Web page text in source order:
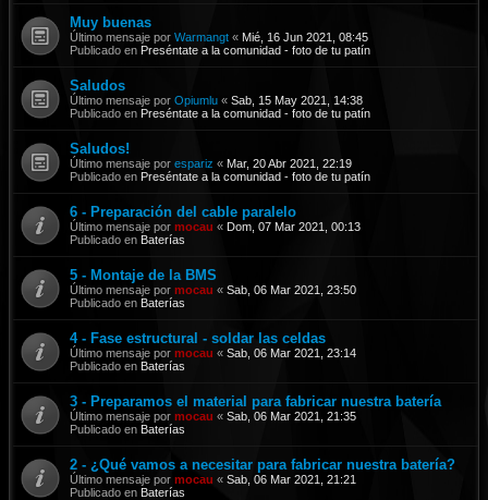
Muy buenas
Último mensaje por Warmangt « Mié, 16 Jun 2021, 08:45
Publicado en Preséntate a la comunidad - foto de tu patín
Saludos
Último mensaje por Opiumlu « Sab, 15 May 2021, 14:38
Publicado en Preséntate a la comunidad - foto de tu patín
Saludos!
Último mensaje por espariz « Mar, 20 Abr 2021, 22:19
Publicado en Preséntate a la comunidad - foto de tu patín
6 - Preparación del cable paralelo
Último mensaje por mocau « Dom, 07 Mar 2021, 00:13
Publicado en Baterías
5 - Montaje de la BMS
Último mensaje por mocau « Sab, 06 Mar 2021, 23:50
Publicado en Baterías
4 - Fase estructural - soldar las celdas
Último mensaje por mocau « Sab, 06 Mar 2021, 23:14
Publicado en Baterías
3 - Preparamos el material para fabricar nuestra batería
Último mensaje por mocau « Sab, 06 Mar 2021, 21:35
Publicado en Baterías
2 - ¿Qué vamos a necesitar para fabricar nuestra batería?
Último mensaje por mocau « Sab, 06 Mar 2021, 21:21
Publicado en Baterías